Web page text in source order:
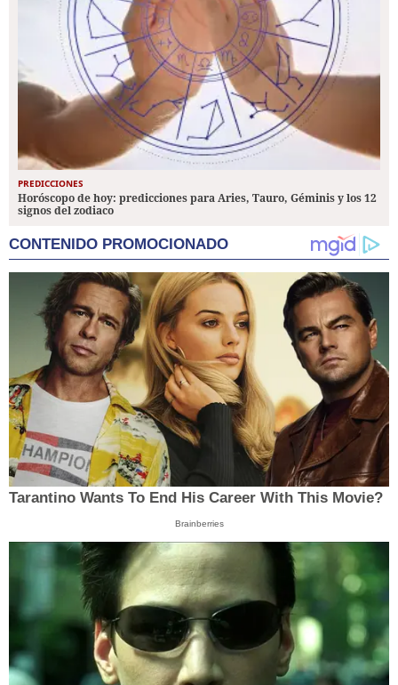
PREDICCIONES
Horóscopo de hoy: predicciones para Aries, Tauro, Géminis y los 12
signos del zodiaco
CONTENIDO PROMOCIONADO
Tarantino Wants To End His Career With This Movie?
Brainberries